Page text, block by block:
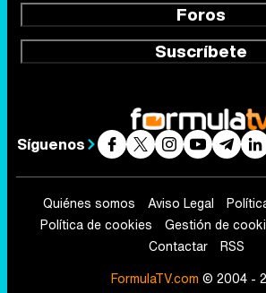
Foros
Suscríbete
Síguenos
Quiénes somos Aviso Legal
Política de cookies
Gestión de
Contactar
RSS
FormulaTV.com © 2004 -